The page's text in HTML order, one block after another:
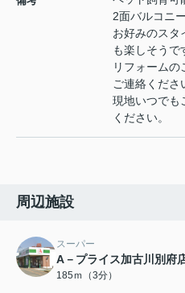
2面バルコニ
お好みのスタ
も楽しそうで
リフォームの
ご連絡くださ
現地いつでも
ください。
周辺施設
スーパー
A－プライス加古川別府
185ｍ（3分）